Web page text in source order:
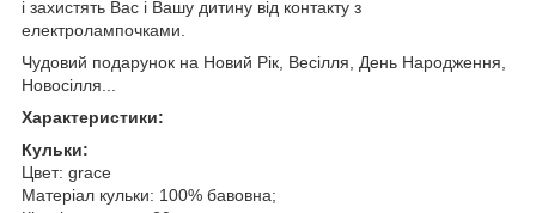
і захистять Вас і Вашу дитину від контакту з
електролампочками.
Чудовий подарунок на Новий Рік, Весілля, День Народження,
Новосілля...
Характеристики:
Кульки:
Цвет: grace
Матеріал кульки: 100% бавовна;